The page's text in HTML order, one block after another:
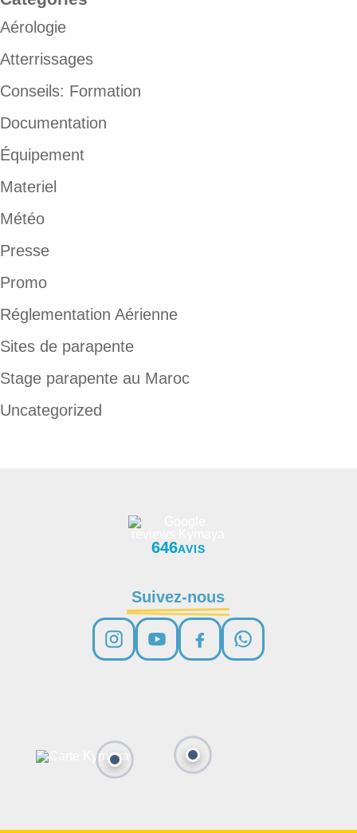
Aérologie
Atterrissages
Conseils: Formation
Documentation
Équipement
Materiel
Météo
Presse
Promo
Réglementation Aérienne
Sites de parapente
Stage parapente au Maroc
Uncategorized
646AVIS
Suivez-nous